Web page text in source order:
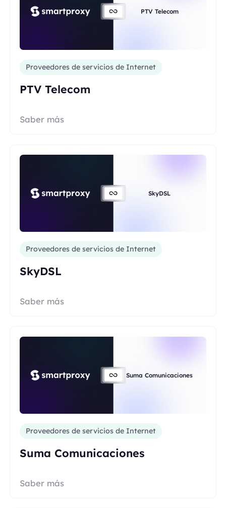
PTV Telecom
Proveedores de servicios de Internet
PTV Telecom
Saber más
SkyDSL
Proveedores de servicios de Internet
SkyDSL
Saber más
Suma Comunicaciones
Proveedores de servicios de Internet
Suma Comunicaciones
Saber más